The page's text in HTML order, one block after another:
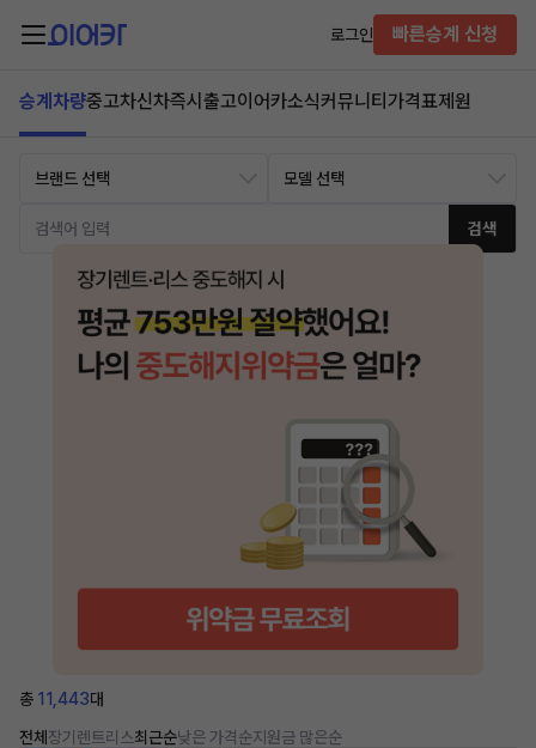
로그인 빠른승계 신청
승계차량중고차신차즉시출고이어카소식커뮤니티 가격표제원
검색
총 11,443대
전체 장기렌트리스최근순낮은 가격순지원금 많은순